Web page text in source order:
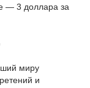
— 3 доллара за
миру
и